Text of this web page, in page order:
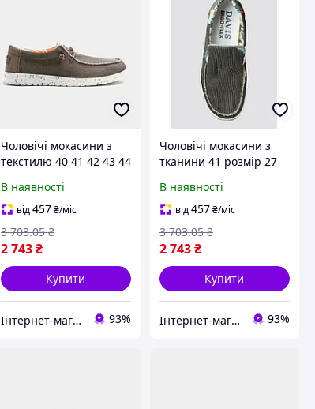
Чоловічі мокасини з
текстилю 40 41 42 43 44
В наявності
від457 ₴/міс
2 743 ₴
3 703.05 ₴
Купити
Інтернет-магазин "Perfectstore" 93%
Чоловічі мокасини з
тканини 41 розмір 27
В наявності
від457₴/міс
2 743₴
3 703.05 ₴
Купити
Інтернет-магазин "Perfectstore" 93%